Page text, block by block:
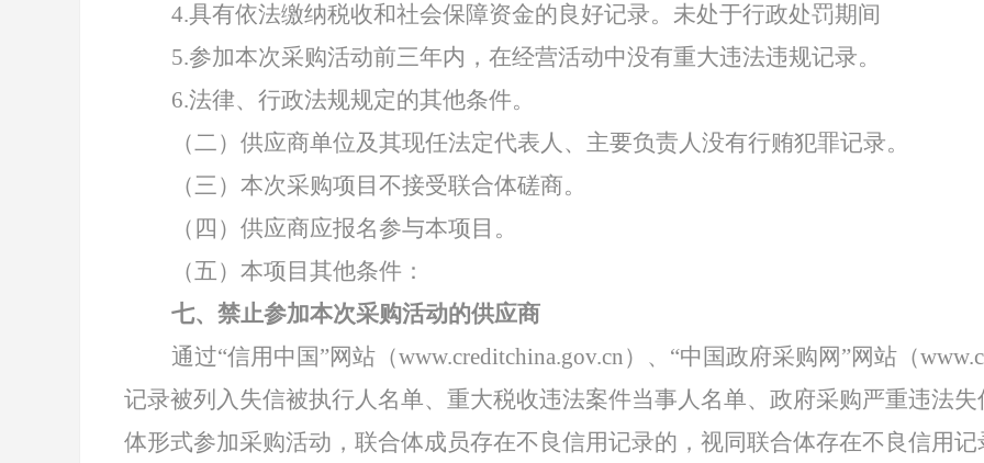
4.具有依法缴纳税收和社会保障资金的良好记录。未处于行政处罚期间
5.参加本次采购活动前三年内，在经营活动中没有重大违法违规记录。
6.法律、行政法规规定的其他条件。
（二）供应商单位及其现任法定代表人、主要负责人没有行贿犯罪记录。
（三）本次采购项目不接受联合体磋商。
（四）供应商应报名参与本项目。
（五）本项目其他条件：
七、禁止参加本次采购活动的供应商
通过“信用中国”网站（www.creditchina.gov.cn）、“中国政府采购网”网站（
记录被列入失信被执行人名单、重大税收违法案件当事人名单、政府采购严重违法
体形式参加采购活动，联合体成员存在不良信用记录的，视同联合体存在不良信用